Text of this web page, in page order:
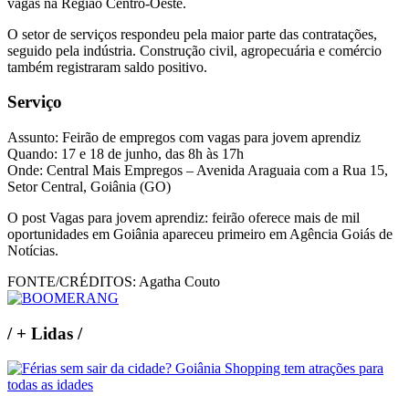
O setor de serviços respondeu pela maior parte das contratações,
seguido pela indústria. Construção civil, agropecuária e comércio
também registraram saldo positivo.
Serviço
Assunto: Feirão de empregos com vagas para jovem aprendiz
Quando: 17 e 18 de junho, das 8h às 17h
Onde: Central Mais Empregos – Avenida Araguaia com a Rua 15,
Setor Central, Goiânia (GO)
O post Vagas para jovem aprendiz: feirão oferece mais de mil
oportunidades em Goiânia apareceu primeiro em Agência Goiás de
Notícias.
FONTE/CRÉDITOS: Agatha Couto
/+ Lidas /